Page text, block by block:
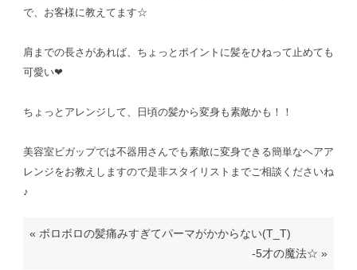
で、お客様に教えてます☆
肩までの長さがあれば、ちょっとポイントに髪をひねって止めても
可愛い❤
ちょっとアレンジして、日頃の髪から変身も素敵かも！！
美容室ビガップでは不器用さんでも素敵に変身できる簡単なヘアア
レンジをお教えしますので是非スタイリストまでご相談くださいね
♪
« ボロボロの髪痛みすぎてパーマがかからない(T_T)
-5才の魔法☆ »